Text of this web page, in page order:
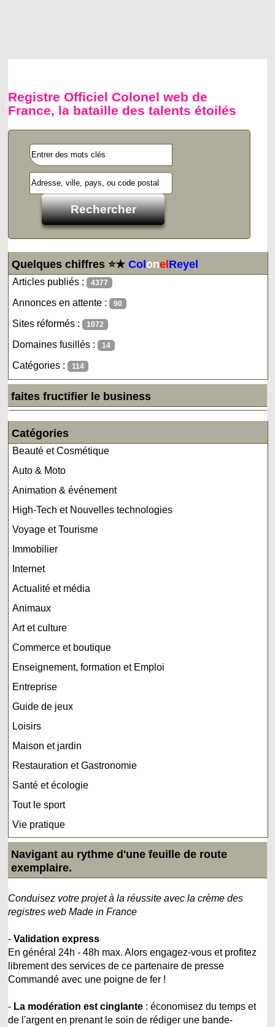
Registre Officiel Colonel web de
France, la bataille des talents étoilés
Quelques chiffres ⭐★ColonelReyel
Articles publiés : 4377
Annonces en attente : 90
Sites réformés : 1072
Domaines fusillés : 14
Catégories : 114
faites fructifier le business
Catégories
Beauté et Cosmétique
Auto & Moto
Animation & événement
High-Tech et Nouvelles technologies
Voyage et Tourisme
Immobilier
Internet
Actualité et média
Animaux
Art et culture
Commerce et boutique
Enseignement, formation et Emploi
Entreprise
Guide de jeux
Loisirs
Maison et jardin
Restauration et Gastronomie
Santé et écologie
Tout le sport
Vie pratique
Navigant au rythme d'une feuille de route
exemplaire.
Conduisez votre projet à la réussite avec la crème des
registres web Made in France
-Validation express
En général 24h - 48h max. Alors engagez-vous et profitez
librement des services de ce partenaire de presse
Commandé avec une poigne de fer !
- La modération est cinglante : économisez du temps et
de l'argent en prenant le soin de rédiger une bande-